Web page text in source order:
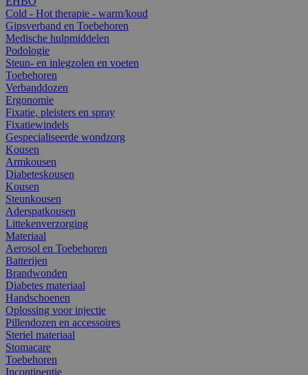
Cold - Hot therapie - warm/koud
Gipsverband en Toebehoren
Medische hulpmiddelen
Podologie
Steun- en inlegzolen en voeten
Toebehoren
Verbanddozen
Ergonomie
Fixatie, pleisters en spray
Fixatiewindels
Gespecialiseerde wondzorg
Kousen
Armkousen
Diabeteskousen
Kousen
Steunkousen
Aderspatkousen
Littekenverzorging
Materiaal
Aerosol en Toebehoren
Batterijen
Brandwonden
Diabetes materiaal
Handschoenen
Oplossing voor injectie
Pillendozen en accessoires
Steriel materiaal
Stomacare
Toebehoren
Incontinentie